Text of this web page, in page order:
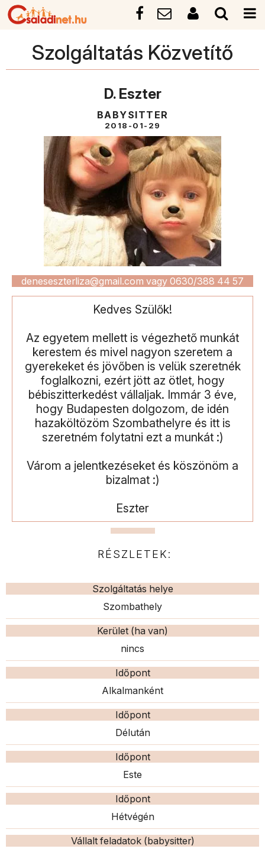
Szolgáltatás Közvetítő
D. Eszter
BABYSITTER
2018-01-29
deneseszterliza@gmail.com vagy 0630/388 44 57
Kedves Szülők!
Az egyetem mellett is végezhető munkát
kerestem és mivel nagyon szeretem a
gyerekeket és jövőben is velük szeretnék
foglalkozni, ezért jött az ötlet, hogy
bébiszitterkedést vállaljak. Immár 3 éve,
hogy Budapesten dolgozom, de idén
hazaköltözöm Szombathelyre és itt is
szeretném folytatni ezt a munkát :)
Várom a jelentkezéseket és köszönöm a
bizalmat :)
Eszter
RÉSZLETEK:
Szolgáltatás helye
Szombathely
Kerület (ha van)
nincs
Időpont
Alkalmanként
Időpont
Délután
Időpont
Este
Időpont
Hétvégén
Vállalt feladatok (babysitter)